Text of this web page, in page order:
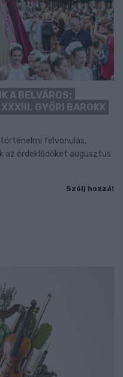
A BELVÁROS:
GYŐRI BAROKK
felvonulás,
érdeklődőket augusztus
Szólj hozzá!